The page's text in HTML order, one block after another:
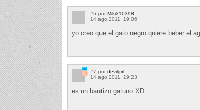
#6 por Miki210398
14 ago 2011, 19:06
yo creo que el gato negro quiere beber el
#7 por devilgirl
14 ago 2011, 19:23
es un bautizo gatuno XD